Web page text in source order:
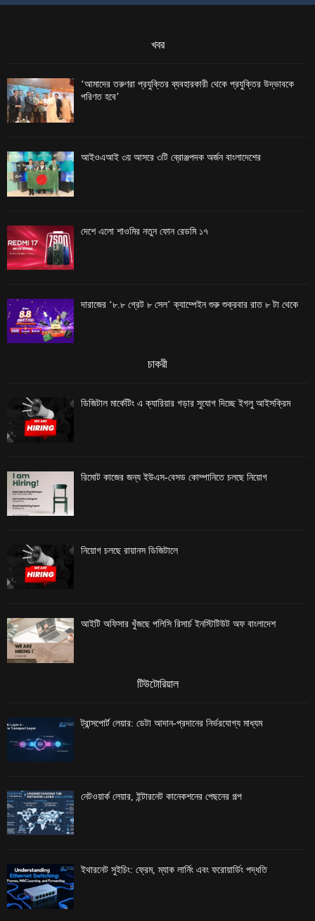
খবর
‘আমাদের তরুণরা প্রযুক্তির ব্যবহারকারী থেকে প্রযুক্তির উদ্ভাবকে
পরিণত হবে’
আইওএআই ৩য় আসরে ৩টি ব্রোঞ্জপদক অর্জন বাংলাদেশের
দেশে এলো শাওমির নতুন ফোন রেডমি ১৭
দারাজের ‘৮.৮ গ্রেট ৮ সেল’ ক্যাম্পেইন শুরু শুক্রবার রাত ৮ টা থেকে
চাকরী
ডিজিটাল মার্কেটিং এ ক্যারিয়ার গড়ার সুযোগ দিচ্ছে ইগলু আইসক্রিম
রিমোট কাজের জন্য ইউএস-বেসড কোম্পানিতে চলছে নিয়োগ
নিয়োগ চলছে রায়ানস ডিজিটালে
আইটি অফিসার খুঁজছে পলিসি রিসার্চ ইনস্টিটিউট অফ বাংলাদেশ
টিউটোরিয়াল
ট্রান্সপোর্ট লেয়ার: ডেটা আদান-প্রদানের নির্ভরযোগ্য মাধ্যম
নেটওয়ার্ক লেয়ার, ইন্টারনেট কানেকশনের পেছনের গল্প
ইথারনেট সুইচিং: ফ্রেম, ম্যাক লার্নিং এবং ফরোয়ার্ডিং পদ্ধতি